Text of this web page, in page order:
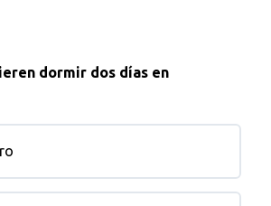
dormir dos días en